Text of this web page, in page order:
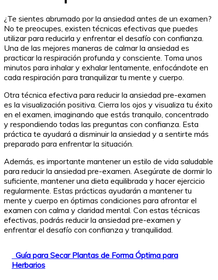
¿Te sientes abrumado por la ansiedad antes de un examen?
No te preocupes, existen técnicas efectivas que puedes
utilizar para reducirla y enfrentar el desafío con confianza.
Una de las mejores maneras de calmar la ansiedad es
practicar la respiración profunda y consciente. Toma unos
minutos para inhalar y exhalar lentamente, enfocándote en
cada respiración para tranquilizar tu mente y cuerpo.
Otra técnica efectiva para reducir la ansiedad pre-examen
es la visualización positiva. Cierra los ojos y visualiza tu éxito
en el examen, imaginando que estás tranquilo, concentrado
y respondiendo todas las preguntas con confianza. Esta
práctica te ayudará a disminuir la ansiedad y a sentirte más
preparado para enfrentar la situación.
Además, es importante mantener un estilo de vida saludable
para reducir la ansiedad pre-examen. Asegúrate de dormir lo
suficiente, mantener una dieta equilibrada y hacer ejercicio
regularmente. Estas prácticas ayudarán a mantener tu
mente y cuerpo en óptimas condiciones para afrontar el
examen con calma y claridad mental. Con estas técnicas
efectivas, podrás reducir la ansiedad pre-examen y
enfrentar el desafío con confianza y tranquilidad.
Guía para Secar Plantas de Forma Óptima para
Herbarios